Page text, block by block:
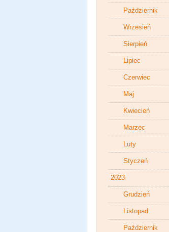
Październik
Wrzesień
Sierpień
Lipiec
Czerwiec
Maj
Kwiecień
Marzec
Luty
Styczeń
2023
Grudzień
Listopad
Październik